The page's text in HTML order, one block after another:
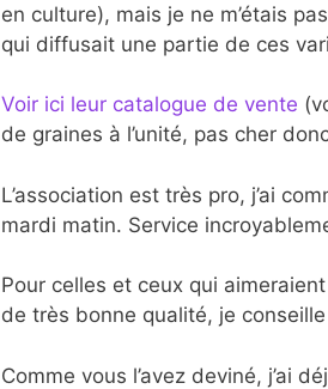
en culture), mais je ne m’étais
qui diffusait une partie de ces
Voir ici leur catalogue de vente
de graines à l’unité, pas cher
L’association est très pro, j’ai
mardi matin. Service
Pour celles et ceux qui
de très bonne qualité, je
Comme vous l’avez deviné, j’ai